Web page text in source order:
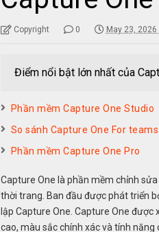
Copyright 0 May 23,
Điểm nổi bật lớn nhất của
Phần mềm Capture One Studio
So sánh Capture One For
Phần mềm Capture One Pro
Capture One là phần mềm chỉnh
thời trang. Ban đầu được phát triển
lập Capture One . Capture One
cao, màu sắc chính xác và tính